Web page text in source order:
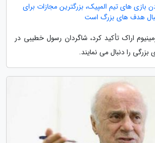
های تیم المپیک، بزرگترین مجازات برای
هدف های بزرگ است
اراک تأکید کرد، شاگردان رسول خطیبی در
را دنبال می نمایند.